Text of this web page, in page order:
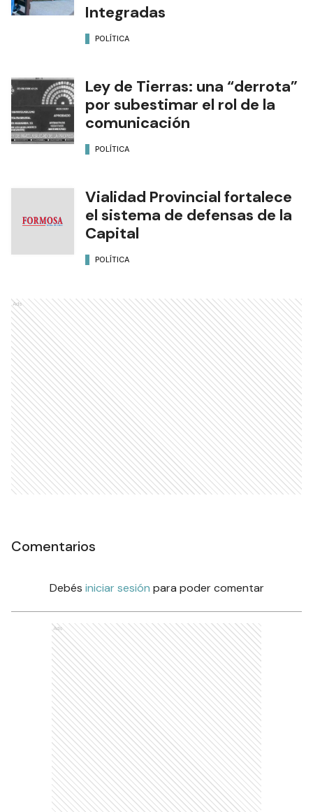
Integradas
POLÍTICA
Ley de Tierras: una “derrota”
por subestimar el rol de la
comunicación
POLÍTICA
Vialidad Provincial fortalece
el sistema de defensas de la
Capital
POLÍTICA
Ads
Comentarios
Debés iniciar sesión para poder comentar
Ads